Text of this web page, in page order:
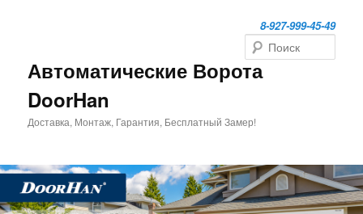
Автоматические Ворота
DoorHan
Доставка, Монтаж, Гарантия, Бесплатный Замер!
8-927-999-45-49
Поиск